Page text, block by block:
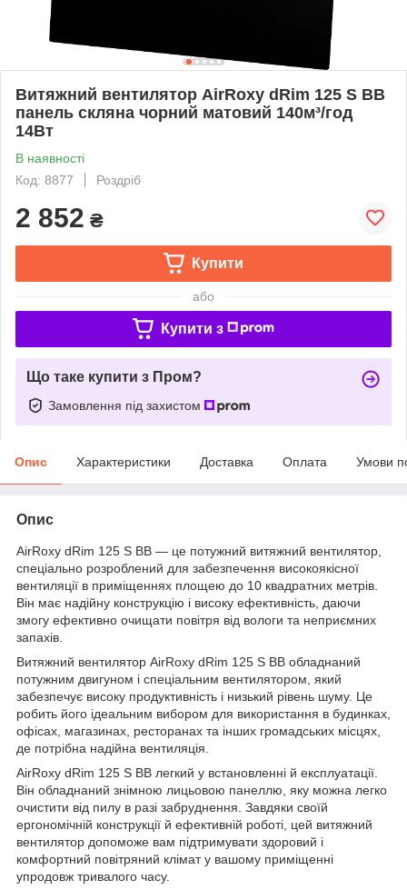
Витяжний вентилятор AirRoxy dRim 125 S BB
панель скляна чорний матовий 140м³/год
14Вт
В наявності
Код: 8877
Роздріб
2 852 ₴
Купити
або
Купити з
Що таке купити з Пром?
Замовлення під захистом
Опис Характеристики Доставка Оплата Умови
Опис
AirRoxy dRim 125 S BB — це потужний витяжний вентилятор,
спеціально розроблений для забезпечення високоякісної
вентиляції в приміщеннях площею до 10 квадратних метрів.
Він має надійну конструкцію і високу ефективність, даючи
змогу ефективно очищати повітря від вологи та неприємних
запахів.
Витяжний вентилятор AirRoxy dRim 125 S BB обладнаний
потужним двигуном і спеціальним вентилятором, який
забезпечує високу продуктивність і низький рівень шуму. Це
робить його ідеальним вибором для використання в будинках,
офісах, магазинах, ресторанах та інших громадських місцях,
де потрібна надійна вентиляція.
AirRoxy dRim 125 S BB легкий у встановленні й експлуатації.
Він обладнаний знімною лицьовою панеллю, яку можна легко
очистити від пилу в разі забруднення. Завдяки своїй
ергономічній конструкції й ефективній роботі, цей витяжний
вентилятор допоможе вам підтримувати здоровий і
комфортний повітряний клімат у вашому приміщенні
упродовж тривалого часу.